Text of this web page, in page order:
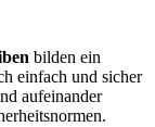
bilden ein
einfach und sicher
aufeinander